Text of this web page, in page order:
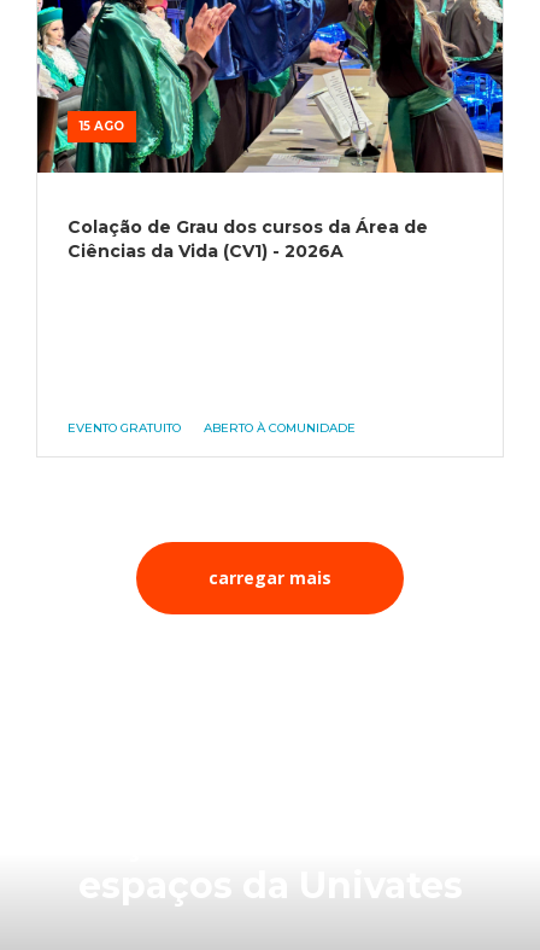
15 AGO
Colação de Grau dos cursos da Área de
Ciências da Vida (CV1) - 2026A
EVENTO GRATUITO ABERTO À COMUNIDADE
carregar mais